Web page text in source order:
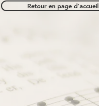
Retour en page d'accueil